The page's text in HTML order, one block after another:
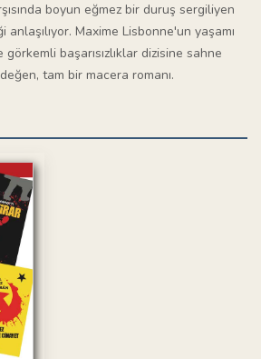
boyun eğmez bir duruş sergiliyen
Maxime Lisbonne'un yaşamı
başarısızlıklar dizisine sahne
tam bir macera romanı.